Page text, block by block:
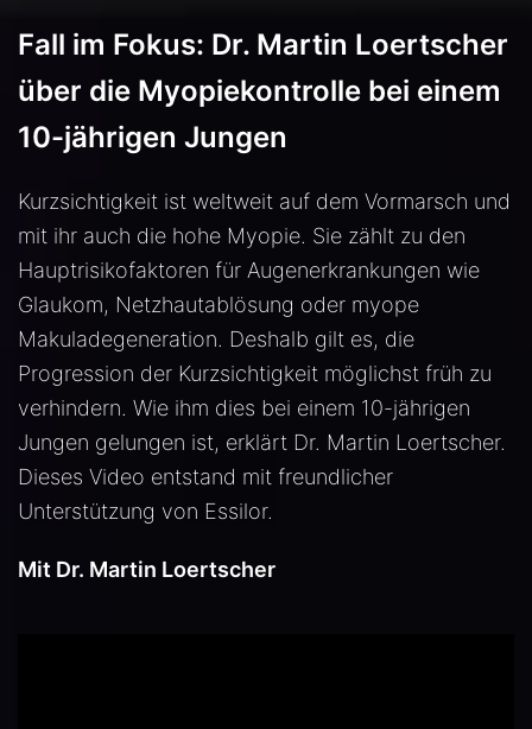
Fall im Fokus: Dr. Martin Loertscher
über die Myopiekontrolle bei einem
10-jährigen Jungen
Kurzsichtigkeit ist weltweit auf dem Vormarsch und
mit ihr auch die hohe Myopie. Sie zählt zu den
Hauptrisikofaktoren für Augenerkrankungen wie
Glaukom, Netzhautablösung oder myope
Makuladegeneration. Deshalb gilt es, die
Progression der Kurzsichtigkeit möglichst früh zu
verhindern. Wie ihm dies bei einem 10-jährigen
Jungen gelungen ist, erklärt Dr. Martin Loertscher.
Dieses Video entstand mit freundlicher
Unterstützung von Essilor.
Mit Dr. Martin Loertscher